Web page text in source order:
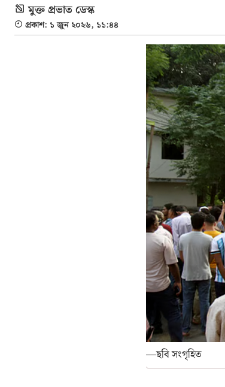
মুক্ত প্রভাত ডেস্ক
প্রকাশ: ১ জুন ২০২৬, ১১:৪৪
—ছবি সংগৃহিত